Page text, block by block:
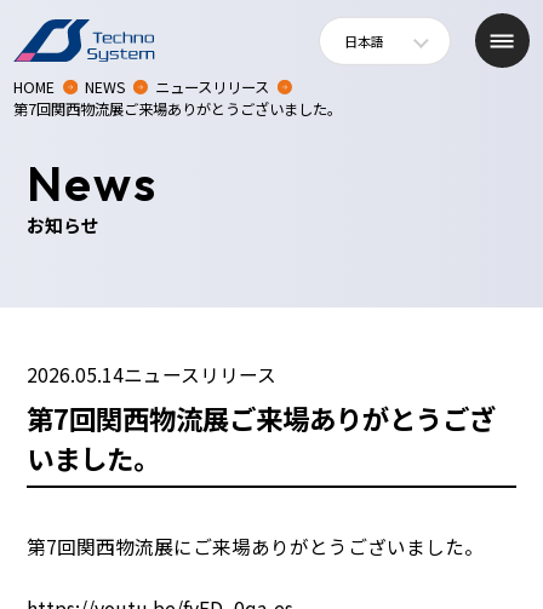
日本語
HOME NEWS
ニュースリリース
第7回関西物流展ご来場ありがとうございました。
News
お知らせ
2026.05.14ニュースリリース
第7回関西物流展ご来場ありがとうござ
いました。
第7回関西物流展にご来場ありがとうございました。